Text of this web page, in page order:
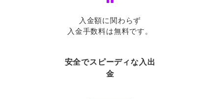
入金額に関わらず
入金手数料は無料です。
安全でスピーディな入出
金